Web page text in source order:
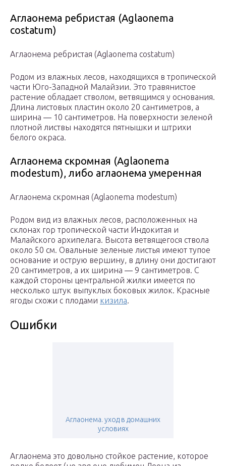
Аглаонема ребристая (Aglaonema
costatum)
Аглаонема ребристая (Aglaonema costatum)
Родом из влажных лесов, находящихся в тропической
части Юго-Западной Малайзии. Это травянистое
растение обладает стволом, ветвящимся у основания.
Длина листовых пластин около 20 сантиметров, а
ширина ― 10 сантиметров. На поверхности зеленой
плотной листвы находятся пятнышки и штрихи
белого окраса.
Аглаонема скромная (Aglaonema
modestum), либо аглаонема умеренная
Аглаонема скромная (Aglaonema modestum)
Родом вид из влажных лесов, расположенных на
склонах гор тропической части Индокитая и
Малайского архипелага. Высота ветвящегося ствола
около 50 см. Овальные зеленые листья имеют тупое
основание и острую вершину, в длину они достигают
20 сантиметров, а их ширина ― 9 сантиметров. С
каждой стороны центральной жилки имеется по
несколько штук выпуклых боковых жилок. Красные
ягоды схожи с плодами кизила.
Ошибки
Аглаонема. уход в домашних
условиях
Аглаонема это довольно стойкое растение, которое